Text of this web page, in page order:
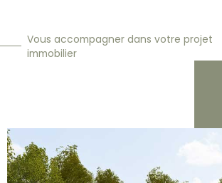
Vous accompagner dans votre projet
immobilier